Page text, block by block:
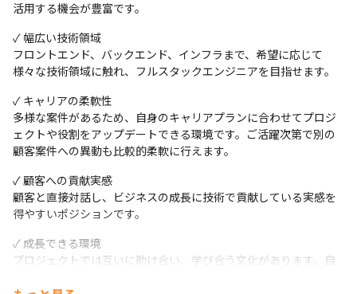
ただきます。
■参画時のサポート体制
・弊社は2次請け・3次請けのSES企業から転職されてくる
相談事項などは、弊社社員に聞ける環境があります。
・Slack等を使ったライトなコミュニケーションも取りや
すいため、 スムーズに立ち上がれる方が多いです。
・単なる連絡だけでなく、チーム全体で「みんなで話し合
いながら問題に立ち向かう」文化が根付いています。
・自分の意見を話しやすい環境で、主体性を発揮しながら
働けるため、充実感を持って働くことができます。
※特に、議論や話し合いを通じてチームで物事を進めるこ
活用する機会が豊富です。
✓ 幅広い技術領域
フロントエンド、バックエンド、インフラまで、希望に応じて
様々な技術領域に触れ、フルスタックエンジニアを目指せます。
✓ キャリアの柔軟性
多様な案件があるため、自身のキャリアプランに合わせてプロジ
ェクトや役割をアップデートできる環境です。ご活躍次第で別の
顧客案件への異動も比較的柔軟に行えます。
✓ 顧客への貢献実感
顧客と直接対話し、ビジネスの成長に技術で貢献している実感を
得やすいポジションです。
✓ 成長できる環境
プロジェクトでは互いに助け合い、学び合う文化があります。自